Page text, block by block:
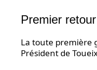
Premier
La toute première
Président de